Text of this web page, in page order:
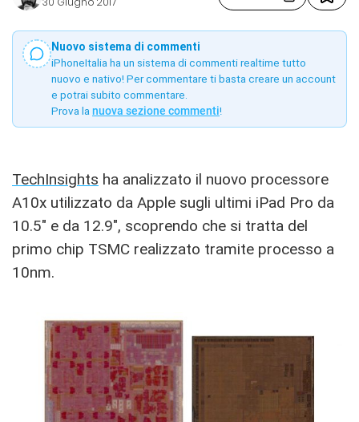
Nuovo sistema di commenti
iPhoneItalia ha un sistema di commenti realtime tutto
nuovo e nativo! Per commentare ti basta creare un account
e potrai subito commentare.
Prova la nuova sezione commenti!
TechInsights ha analizzato il nuovo processore
A10x utilizzato da Apple sugli ultimi iPad Pro da
10.5″ e da 12.9″, scoprendo che si tratta del
primo chip TSMC realizzato tramite processo a
10nm.